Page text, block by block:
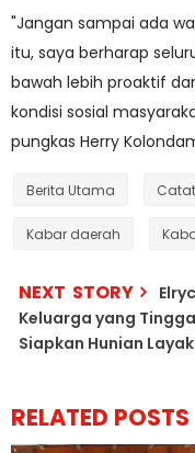
"Jangan sampai ada
itu, saya berharap
bawah lebih proaktif
kondisi sosial
pungkas Herry
Berita Utama
Kabar daerah
NEXT STORY
Keluarga yang
Siapkan Hunian Layak
RELATED POSTS